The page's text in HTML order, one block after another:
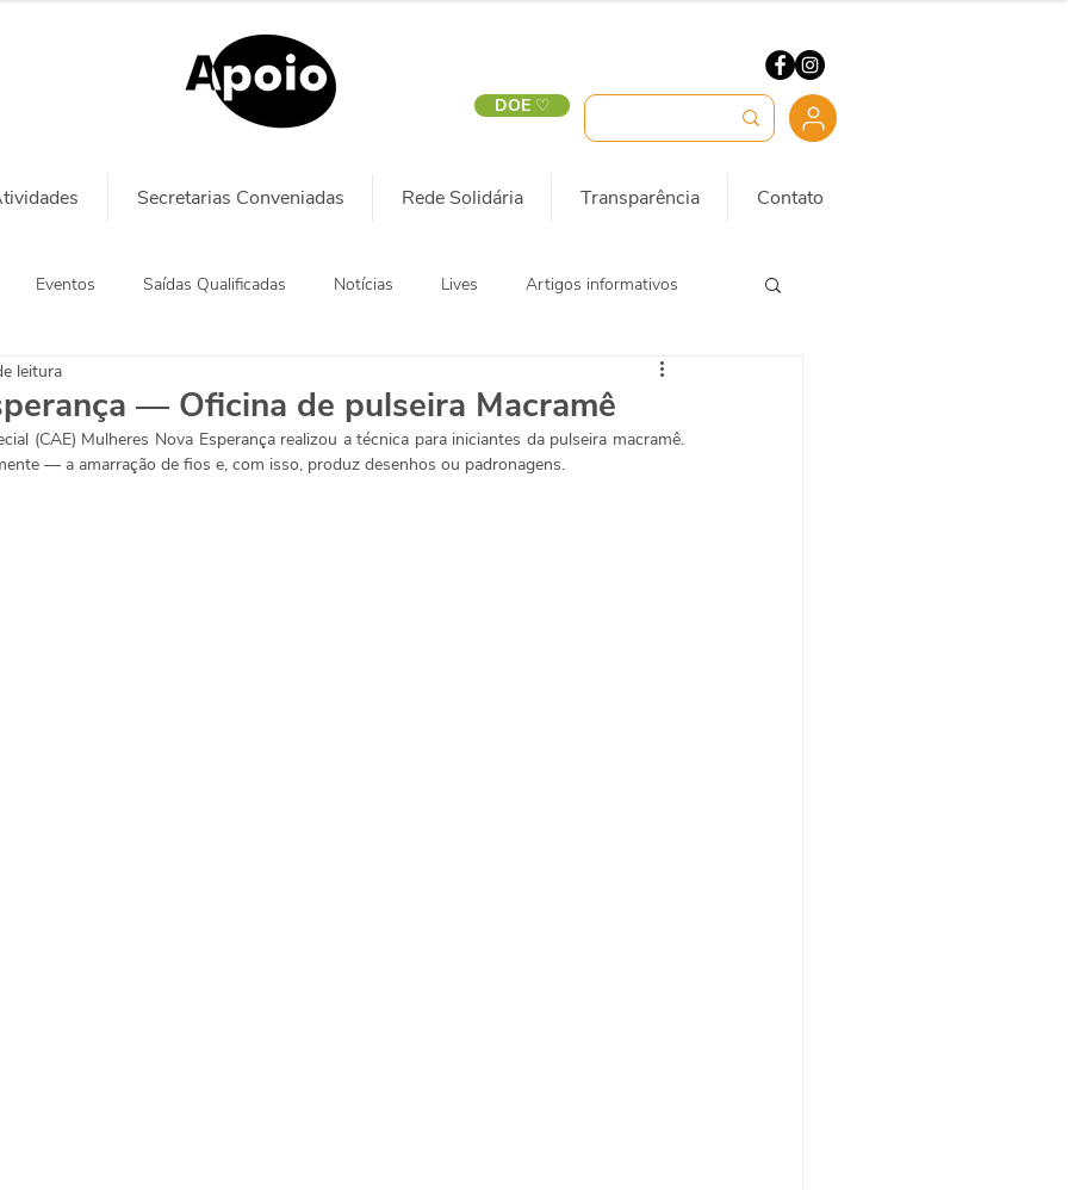
DOE ♡
Secretarias Conveniadas Rede Solidária Transparência Contato
Eventos Saídas Qualificadas Notícias Lives Artigos informativos
— Oficina de pulseira Macramê
leitura
(CAE) Mulheres Nova Esperança realizou a técnica para iniciantes da pulseira macramê.
— a amarração de fios e, com isso, produz desenhos ou padronagens.